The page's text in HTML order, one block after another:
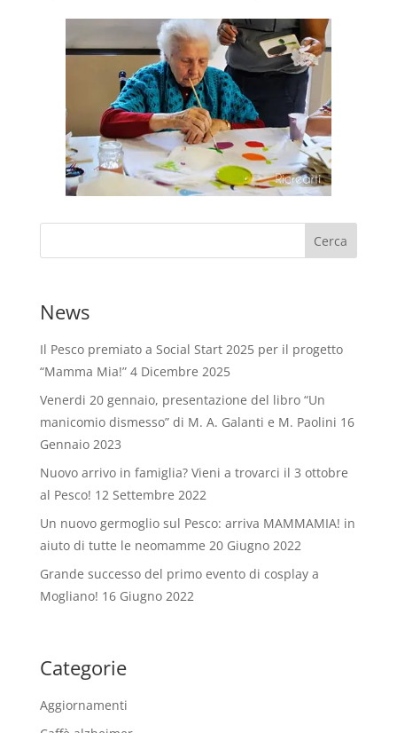
News
Il Pesco premiato a Social Start 2025 per il progetto
“Mamma Mia!” 4 Dicembre 2025
Venerdi 20 gennaio, presentazione del libro “Un
manicomio dismesso” di M. A. Galanti e M. Paolini 16
Gennaio 2023
Nuovo arrivo in famiglia? Vieni a trovarci il 3 ottobre
al Pesco! 12 Settembre 2022
Un nuovo germoglio sul Pesco: arriva MAMMAMIA! in
aiuto di tutte le neomamme 20 Giugno 2022
Grande successo del primo evento di cosplay a
Mogliano! 16 Giugno 2022
Categorie
Aggiornamenti